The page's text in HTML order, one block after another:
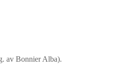
av Bonnier Alba).